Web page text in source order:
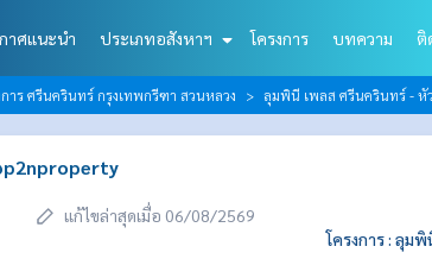
าศแนะนำ ประเภทอสังหาฯ โครงการ บทความ ติ
าร ศรีนครินทร์ กรุงเทพกรีฑา สวนหลวง ลุมพินี เพลส ศรีนครินทร์ - หั
แก้ไขล่าสุดเมื่อ 06/08/2569
โครงการ : ลุม